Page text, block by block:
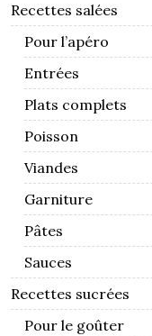
Recettes salées
Pour l’apéro
Entrées
Plats complets
Poisson
Viandes
Garniture
Pâtes
Sauces
Recettes sucrées
Pour le goûter